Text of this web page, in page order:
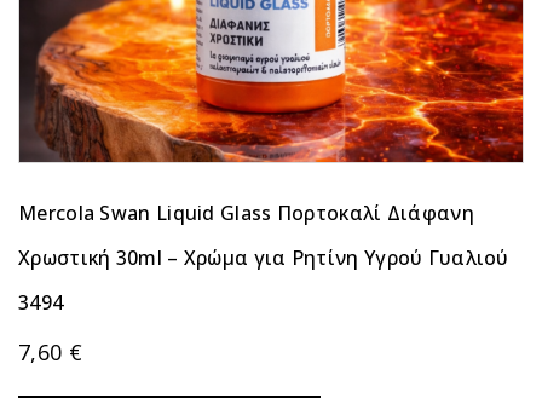
Mercola Swan Liquid Glass Πορτοκαλί Διάφανη
Χρωστική 30ml – Χρώμα για Ρητίνη Υγρού Γυαλιού
3494
7,60 €